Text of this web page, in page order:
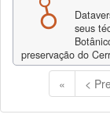
seus
preservação do
« <